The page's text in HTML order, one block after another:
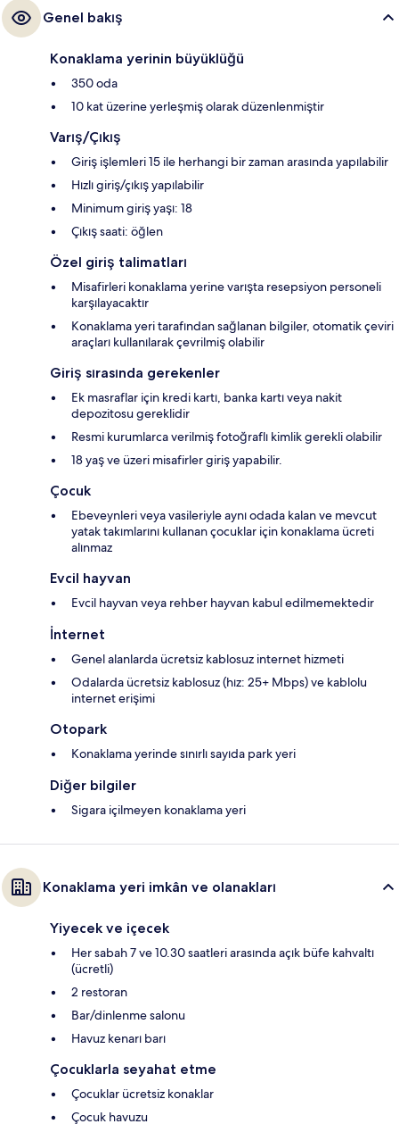
Genel bakış
Konaklama yerinin büyüklüğü
350 oda
10 kat üzerine yerleşmiş olarak düzenlenmiştir
Varış/Çıkış
Giriş işlemleri 15 ile herhangi bir zaman arasında yapılabilir
Hızlı giriş/çıkış yapılabilir
Minimum giriş yaşı: 18
Çıkış saati: öğlen
Özel giriş talimatları
Misafirleri konaklama yerine varışta resepsiyon personeli
karşılayacaktır
Konaklama yeri tarafından sağlanan bilgiler, otomatik çeviri
araçları kullanılarak çevrilmiş olabilir
Giriş sırasında gerekenler
Ek masraflar için kredi kartı, banka kartı veya nakit
depozitosu gereklidir
Resmi kurumlarca verilmiş fotoğraflı kimlik gerekli olabilir
18 yaş ve üzeri misafirler giriş yapabilir.
Çocuk
Ebeveynleri veya vasileriyle aynı odada kalan ve mevcut
yatak takımlarını kullanan çocuklar için konaklama ücreti
alınmaz
Evcil hayvan
Evcil hayvan veya rehber hayvan kabul edilmemektedir
İnternet
Genel alanlarda ücretsiz kablosuz internet hizmeti
Odalarda ücretsiz kablosuz (hız: 25+ Mbps) ve kablolu
internet erişimi
Otopark
Konaklama yerinde sınırlı sayıda park yeri
Diğer bilgiler
Sigara içilmeyen konaklama yeri
Konaklama yeri imkân ve olanakları
Yiyecek ve içecek
Her sabah 7 ve 10.30 saatleri arasında açık büfe kahvaltı
(ücretli)
2 restoran
Bar/dinlenme salonu
Havuz kenarı barı
Çocuklarla seyahat etme
Çocuklar ücretsiz konaklar
Çocuk havuzu